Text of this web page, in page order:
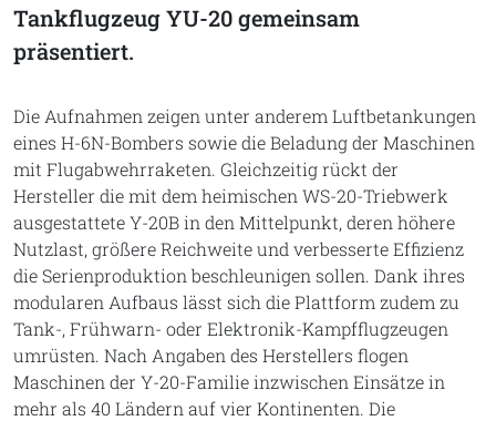
Tankflugzeug YU-20 gemeinsam
präsentiert.
Die Aufnahmen zeigen unter anderem Luftbetankungen
eines H-6N-Bombers sowie die Beladung der Maschinen
mit Flugabwehrraketen. Gleichzeitig rückt der
Hersteller die mit dem heimischen WS-20-Triebwerk
ausgestattete Y-20B in den Mittelpunkt, deren höhere
Nutzlast, größere Reichweite und verbesserte Effizienz
die Serienproduktion beschleunigen sollen. Dank ihres
modularen Aufbaus lässt sich die Plattform zudem zu
Tank-, Frühwarn- oder Elektronik-Kampfflugzeugen
umrüsten. Nach Angaben des Herstellers flogen
Maschinen der Y-20-Familie inzwischen Einsätze in
mehr als 40 Ländern auf vier Kontinenten. Die